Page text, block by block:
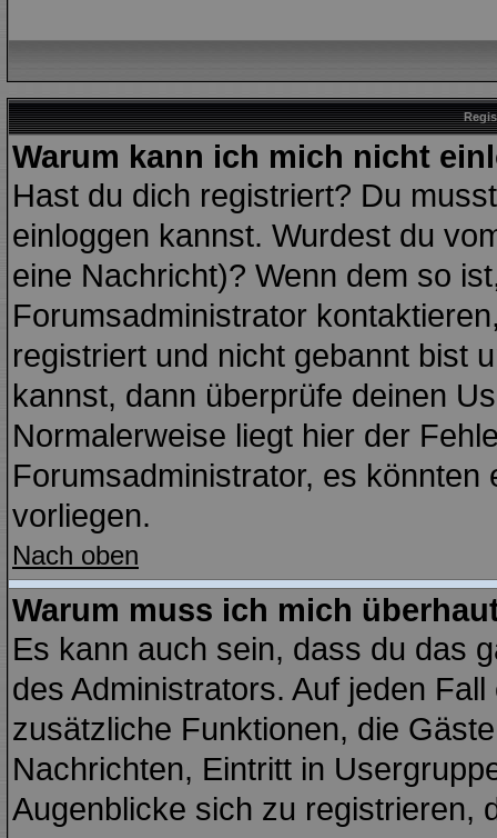
Warum kann ich mich nicht
Hast du dich registriert? Du
einloggen kannst. Wurdest du
eine Nachricht)? Wenn dem so
Forumsadministrator
registriert und nicht gebannt bist
kannst, dann überprüfe deinen
Normalerweise liegt hier der
Forumsadministrator, es
vorliegen.
Nach oben
Warum muss ich mich
Es kann auch sein, dass du das
des Administrators. Auf jeden
zusätzliche Funktionen, die
Nachrichten, Eintritt in
Augenblicke sich zu registrieren,